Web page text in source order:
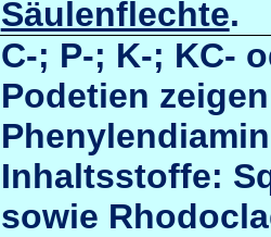
Säulenflechte.
C-; P-; K-; KC-
Podetien
Inhaltsstoffe:
sowie